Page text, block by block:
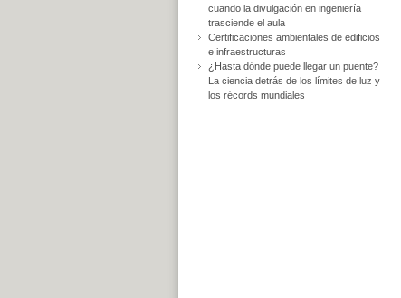
cuando la divulgación en ingeniería
trasciende el aula
Certificaciones ambientales de edificios
e infraestructuras
¿Hasta dónde puede llegar un puente?
La ciencia detrás de los límites de luz y
los récords mundiales